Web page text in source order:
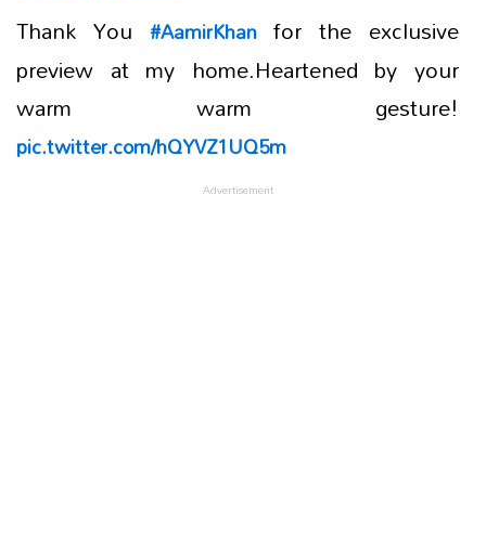
Thank You #AamirKhanfor the exclusive
preview at my home.Heartened by your
warm warm gesture!
pic.twitter.com/hQYVZ1UQ5m